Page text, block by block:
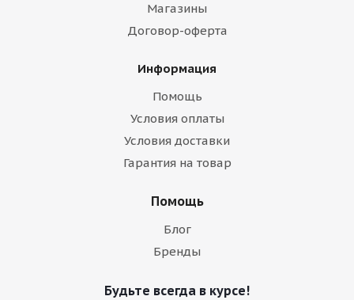
Магазины
Договор-оферта
Информация
Помощь
Условия оплаты
Условия доставки
Гарантия на товар
Помощь
Блог
Бренды
Будьте всегда в курсе!